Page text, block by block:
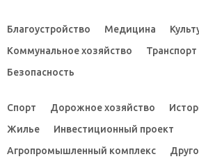
Благоустройство Медицина
Коммунальное хозяйство
Транспорт
Безопасность
Спорт Дорожное хозяйство
Жилье
Инвестиционный проект
Агропромышленный комплекс